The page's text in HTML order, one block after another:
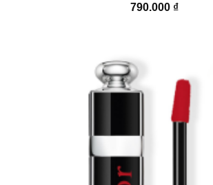
790.000 ₫